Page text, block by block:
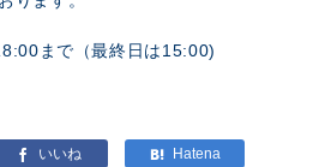
まで（最終日は15:00)